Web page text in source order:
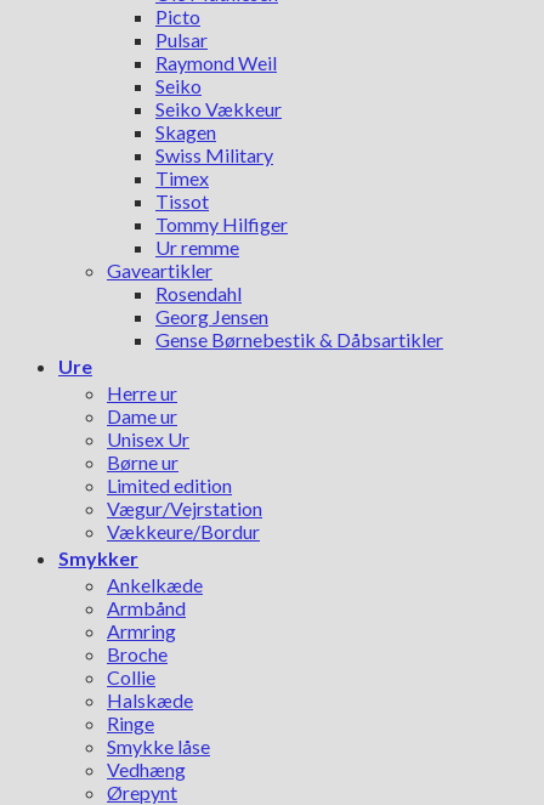
Picto
Pulsar
Raymond Weil
Seiko
Seiko Vækkeur
Skagen
Swiss Military
Timex
Tissot
Tommy Hilfiger
Ur remme
Gaveartikler
Rosendahl
Georg Jensen
Gense Børnebestik & Dåbsartikler
Ure
Herre ur
Dame ur
Unisex Ur
Børne ur
Limited edition
Vægur/Vejrstation
Vækkeure/Bordur
Smykker
Ankelkæde
Armbånd
Armring
Broche
Collie
Halskæde
Ringe
Smykke låse
Vedhæng
Ørepynt